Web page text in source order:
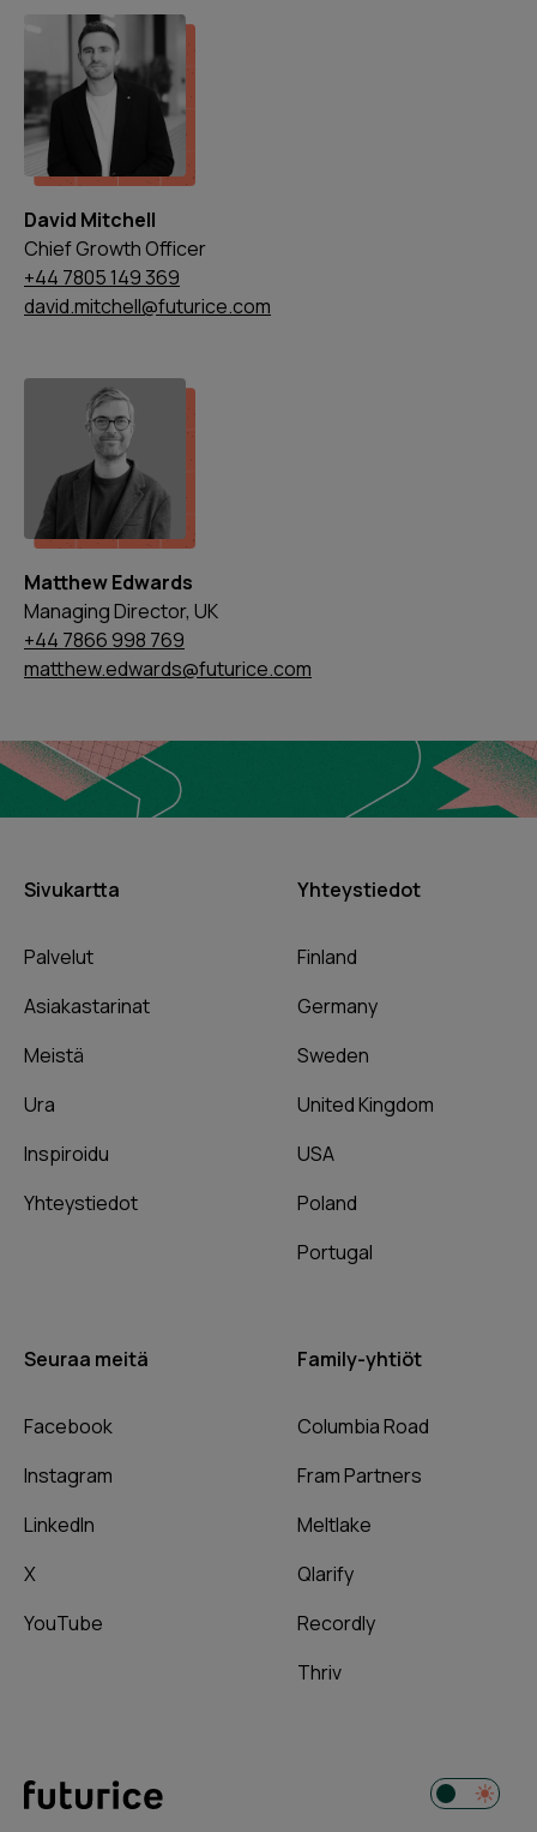
David Mitchell
Chief Growth Officer
+44 7805 149 369
david.mitchell@futurice.com
Matthew Edwards
Managing Director, UK
+44 7866 998 769
matthew.edwards@futurice.com
Sivukartta
Palvelut
Asiakastarinat
Meistä
Ura
Inspiroidu
Yhteystiedot
Yhteystiedot
Finland
Germany
Sweden
United Kingdom
USA
Poland
Portugal
Seuraa meitä
Facebook
Instagram
LinkedIn
X
YouTube
Family-yhtiöt
Columbia Road
Fram Partners
Meltlake
Qlarify
Recordly
Thriv